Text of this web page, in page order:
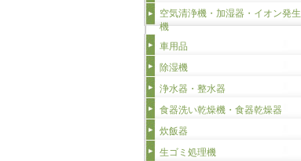
空気清浄機・加湿器・イオン発生
機
車用品
除湿機
浄水器・整水器
食器洗い乾燥機・食器乾燥器
炊飯器
生ゴミ処理機